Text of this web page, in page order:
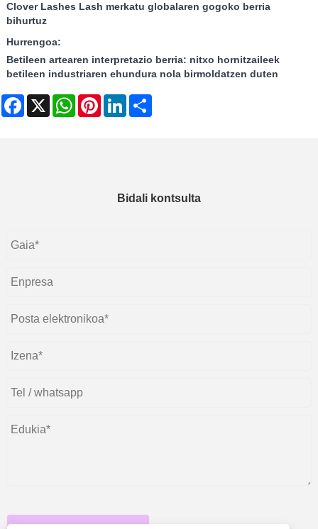
Clover Lashes Lash merkatu globalaren gogoko berria
bihurtuz
Hurrengoa:
Betileen artearen interpretazio berria: nitxo hornitzaileek
betileen industriaren ehundura nola birmoldatzen duten
Facebook
X WhatsAppPinterestLinkedIn
Bidali kontsulta